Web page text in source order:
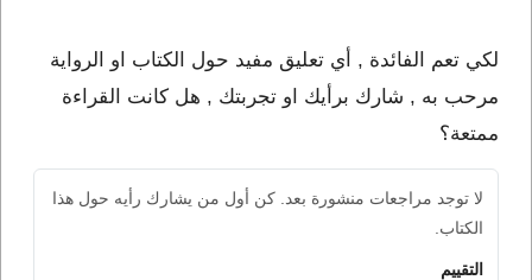
لكي تعم الفائدة , أي تعليق مفيد حول الكتاب او الرواية
مرحب به , شارك برأيك او تجربتك , هل كانت القراءة
ممتعة؟
لا توجد مراجعات منشورة بعد. كن أول من يشارك رأيه حول هذا
الكتاب.
التقييم